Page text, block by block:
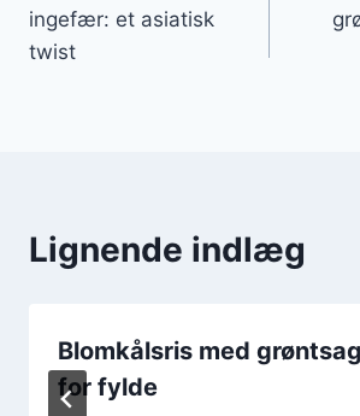
ingefær: et asiatisk
twist
Lignende indlæg
Blomkålsris med
for fylde